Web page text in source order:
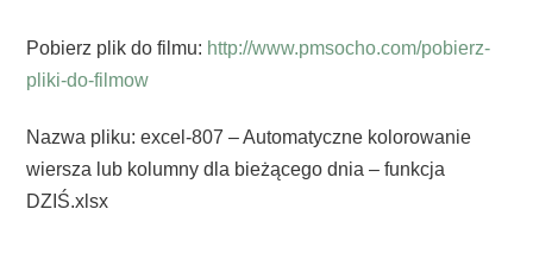
Pobierz plik do filmu: http://www.pmsocho.com/pobierz-
pliki-do-filmow
Nazwa pliku: excel-807 – Automatyczne kolorowanie
wiersza lub kolumny dla bieżącego dnia – funkcja
DZIŚ.xlsx